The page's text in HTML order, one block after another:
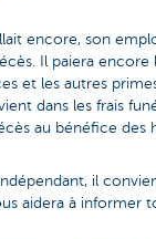
encore, son
Il paiera encore
et les autres
dans les frais
au bénéfice des
il
aidera à informer